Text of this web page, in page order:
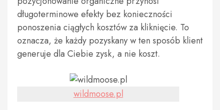
długoterminowe efekty bez konieczności
ponoszenia ciągłych kosztów za kliknięcie. To
oznacza, że każdy pozyskany w ten sposób klient
generuje dla Ciebie zysk, a nie koszt.
wildmoose.pl